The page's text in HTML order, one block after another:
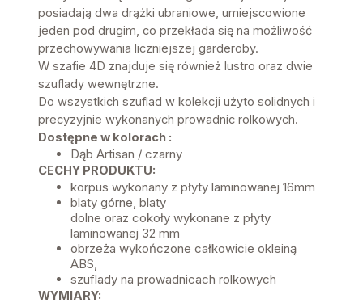
posiadają dwa drążki ubraniowe, umiejscowione
jeden pod drugim, co przekłada się na możliwość
przechowywania liczniejszej garderoby.
W szafie 4D znajduje się również lustro oraz dwie
szuflady wewnętrzne.
Do wszystkich szuflad w kolekcji użyto solidnych i
precyzyjnie wykonanych prowadnic rolkowych.
Dostępne w kolorach :
Dąb Artisan / czarny
CECHY PRODUKTU:
korpus wykonany z płyty laminowanej 16mm
blaty górne, blaty
dolne oraz cokoły wykonane z płyty
laminowanej 32 mm
obrzeża wykończone całkowicie okleiną
ABS,
szuflady na prowadnicach rolkowych
WYMIARY: